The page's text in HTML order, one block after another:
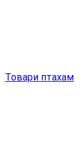
Товари птахам